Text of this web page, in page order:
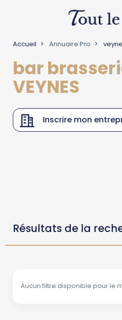
Accueil Annuaire Pro
bar
VEYNES
Inscrire mon
Résultats de la
Aucun filtre disponible pour le